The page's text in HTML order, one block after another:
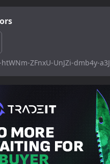
htWNm-ZFnxU-UnJZi-dmb4y-